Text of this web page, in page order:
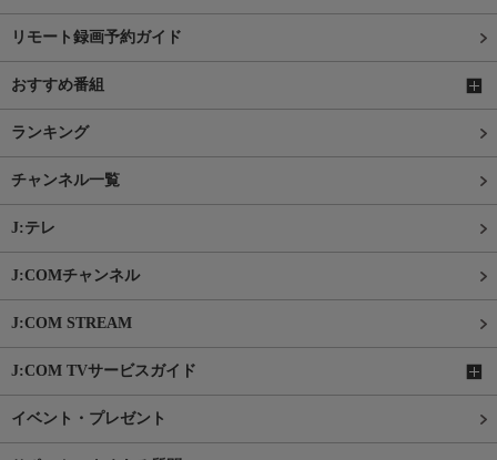
リモート録画予約ガイド
おすすめ番組
ランキング
チャンネル一覧
J:テレ
J:COMチャンネル
J:COM STREAM
J:COM TVサービスガイド
イベント・プレゼント